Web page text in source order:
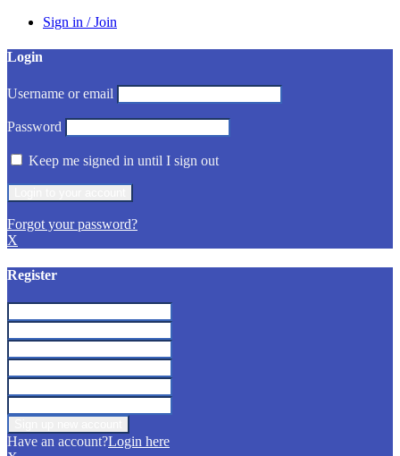
Sign in / Join
Login
Username or email
Password
Keep me signed in until I sign out
Forgot your password?
X
Register
Have an account?Login here